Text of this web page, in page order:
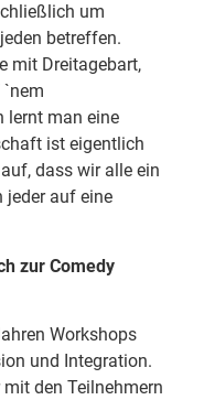
um
betreffen.
mit Dreitagebart,
lernt man eine
ist eigentlich
dass wir alle ein
jeder auf eine
zur Comedy
Workshops
und Integration.
den Teilnehmern